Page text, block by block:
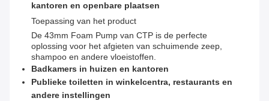
kantoren en openbare plaatsen
Toepassing van het product
De 43mm Foam Pump van CTP is de perfecte
oplossing voor het afgieten van schuimende zeep,
shampoo en andere vloeistoffen.
Badkamers in huizen en kantoren
Publieke toiletten in winkelcentra, restaurants en
andere instellingen